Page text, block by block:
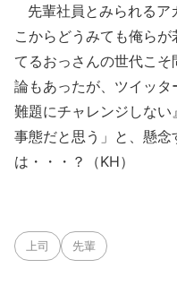
先輩社員とみられるア
こからどうみても俺ら
てるおっさんの世代こ
論もあったが、ツイッ
難題にチャレンジしな
事態だと思う」と、懸
は・・・？（KH）
上司 先輩